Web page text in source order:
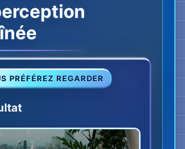
des origines — et pourquoi la
être scientifique.
EST NÉ
est
une méthode